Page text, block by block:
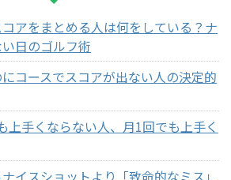
アをまとめる人は何をしている？ナ
日のゴルフ術
コースでスコアが出ない人の決定的
上手くならない人、月1回でも上手く
イスショットより「致命的なミス」